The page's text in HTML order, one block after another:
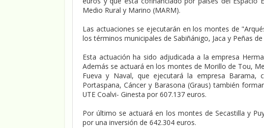
Medio Rural y Marino (MARM).
Las actuaciones se ejecutarán en los montes de
los términos municipales de Sabiñánigo, Jaca y Peñas de
Esta actuación ha sido adjudicada a la empresa
Además se actuará en los montes de Morillo de Tou,
Fueva y Naval, que ejecutará la empresa
Portaspana, Cáncer y Barasona (Graus) también
UTE Coalvi- Ginesta por 607.137 euros.
Por último se actuará en los montes de Secastilla y
por una inversión de 642.304 euros.